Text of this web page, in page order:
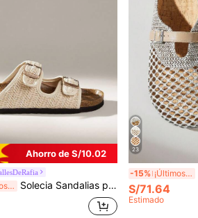
Ahorro de S/10.02
¡Últimos 2 días Solecia Sandalias planas de moda para mujer, chanclas de verano para playa y vacaciones al aire libre
23
-15% ¡Últimos 2 días
S/71.64
Estimado